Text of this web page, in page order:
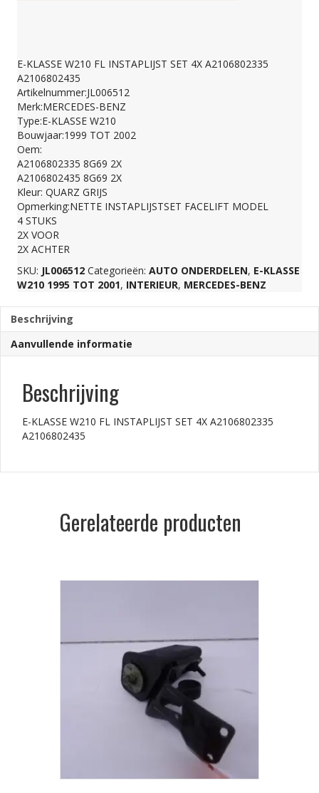
W210
FL
INSTAPLIJST
SET
4X
A2106802335
A2106802435
aantal
E-KLASSE W210 FL INSTAPLIJST SET 4X A2106802335
A2106802435
Artikelnummer:JL006512
Merk:MERCEDES-BENZ
Type:E-KLASSE W210
Bouwjaar:1999 TOT 2002
Oem:
A2106802335 8G69 2X
A2106802435 8G69 2X
Kleur: QUARZ GRIJS
Opmerking:NETTE INSTAPLIJSTSET FACELIFT MODEL
4 STUKS
2X VOOR
2X ACHTER
SKU: JL006512 Categorieën: AUTO ONDERDELEN, E-KLASSE
W210 1995 TOT 2001, INTERIEUR, MERCEDES-BENZ
Beschrijving
Aanvullende informatie
Beschrijving
E-KLASSE W210 FL INSTAPLIJST SET 4X A2106802335
A2106802435
Gerelateerde producten